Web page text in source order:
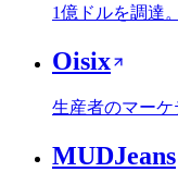
1億ドルを調達
Oisix
生産者のマーケ
MUDJeans